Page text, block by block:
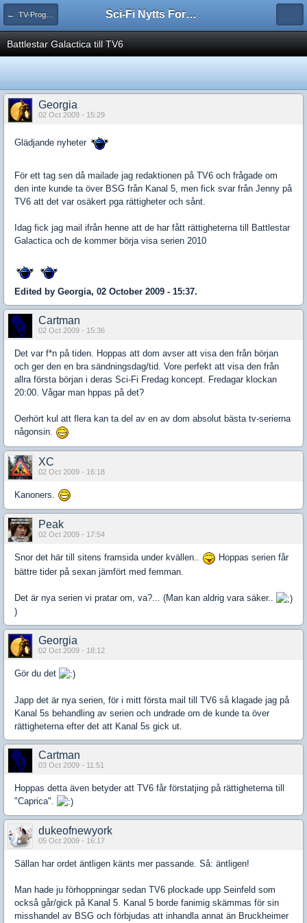
← TV-Program Sci-Fi Nytts Forum
Battlestar Galactica till TV6
Georgia
02 Oct 2009 - 15:29
Glädjande nyheter
För ett tag sen då mailade jag redaktionen på TV6 och frågade om
den inte kunde ta över BSG från Kanal 5, men fick svar från Jenny på
TV6 att det var osäkert pga rättigheter och sånt.
Idag fick jag mail ifrån henne att de har fått rättigheterna till Battlestar
Galactica och de kommer börja visa serien 2010
Edited by Georgia, 02 October 2009 - 15:37.
Cartman
02 Oct 2009 - 15:36
Det var f*n på tiden. Hoppas att dom avser att visa den från början
och ger den en bra sändningsdag/tid. Vore perfekt att visa den från
allra första början i deras Sci-Fi Fredag koncept. Fredagar klockan
20:00. Vågar man hppas på det?
Oerhört kul att flera kan ta del av en av dom absolut bästa tv-serierna
någonsin.
XC
02 Oct 2009 - 16:18
Kanoners.
Peak
02 Oct 2009 - 17:54
Snor det här till sitens framsida under kvällen..
Hoppas serien får
bättre tider på sexan jämfört med femman.
Det är nya serien vi pratar om, va?... (Man kan aldrig vara säker..
)
Georgia
02 Oct 2009 - 18:12
Gör du det
Japp det är nya serien, för i mitt första mail till TV6 så klagade jag på
Kanal 5s behandling av serien och undrade om de kunde ta över
rättigheterna efter det att Kanal 5s gick ut.
Cartman
03 Oct 2009 - 11:51
Hoppas detta även betyder att TV6 får förstatjing på rättigheterna till
"Caprica".
dukeofnewyork
05 Oct 2009 - 16:17
Sällan har ordet äntligen känts mer passande. Så: äntligen!
Man hade ju förhoppningar sedan TV6 plockade upp Seinfeld som
också går/gick på Kanal 5. Kanal 5 borde fanimig skämmas för sin
misshandel av BSG och förbjudas att inhandla annat än Bruckheimer